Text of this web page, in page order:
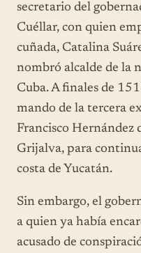
secretario del
Cuéllar, con quien
cuñada, Catalina
nombró alcalde de la
Cuba. A finales de
mando de la tercera
Francisco Hernández
Grijalva, para
costa de Yucatán.
Sin embargo, el
a quien ya había
acusado de